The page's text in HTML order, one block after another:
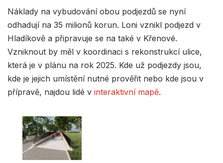
Náklady na vybudování obou podjezdů se nyní
odhadují na 35 milionů korun. Loni vznikl podjezd v
Hladíkově a připravuje se na také v Křenové.
Vzniknout by měl v koordinaci s rekonstrukcí ulice,
která je v plánu na rok 2025. Kde už podjezdy jsou,
kde je jejich umístění nutné prověřit nebo kde jsou v
přípravě, najdou lidé v interaktivní mapě.